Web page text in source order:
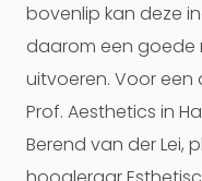
bovenlip kan deze
daarom een goede
uitvoeren. Voor een
Prof. Aesthetics in
Berend van der Lei,